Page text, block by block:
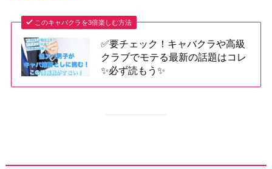
このキャバクラを3倍楽しむ方法
✅要チェック！キャバクラや高級
クラブでモテる最新の話題はコレ
✨必ず読もう✨